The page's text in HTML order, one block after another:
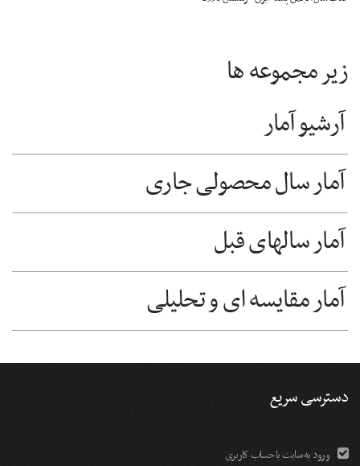
زیر مجموعه ها
آرشیو آمار
آمار سال محصولی جاری
آمار سالهای قبل
آمار مقایسه ای و تحلیلی
دسترسی سریع
ورود به سایت با حساب کاربری